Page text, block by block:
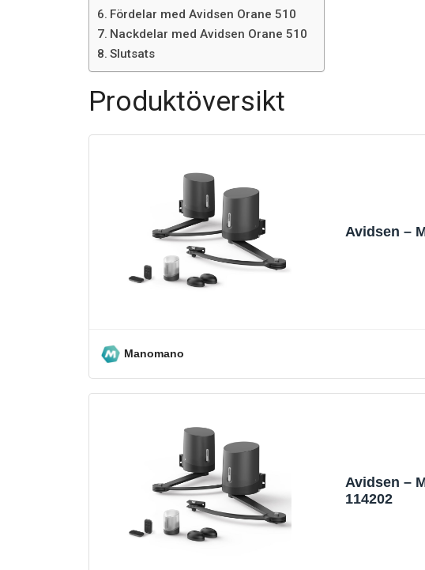
Fördelar med Avidsen Orane 510
Nackdelar med Avidsen Orane 510
Slutsats
Produktöversikt
Avidsen –
Manomano
Avidsen –
114202